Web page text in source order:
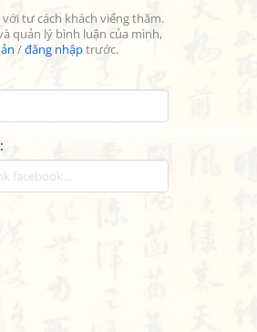
tư cách khách viếng thăm.
quản lý bình luận của mình,
/đăng nhậptrước.